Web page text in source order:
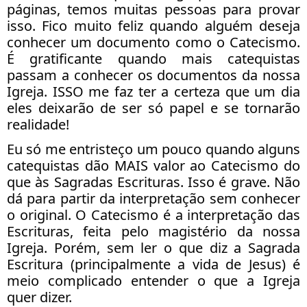
páginas, temos muitas pessoas para provar
isso. Fico muito feliz quando alguém deseja
conhecer um documento como o Catecismo.
É gratificante quando mais catequistas
passam a conhecer os documentos da nossa
Igreja. ISSO me faz ter a certeza que um dia
eles deixarão de ser só papel e se tornarão
realidade!
Eu só me entristeço um pouco quando alguns
catequistas dão MAIS valor ao Catecismo do
que às Sagradas Escrituras. Isso é grave. Não
dá para partir da interpretação sem conhecer
o original. O Catecismo é a interpretação das
Escrituras, feita pelo magistério da nossa
Igreja. Porém, sem ler o que diz a Sagrada
Escritura (principalmente a vida de Jesus) é
meio complicado entender o que a Igreja
quer dizer.